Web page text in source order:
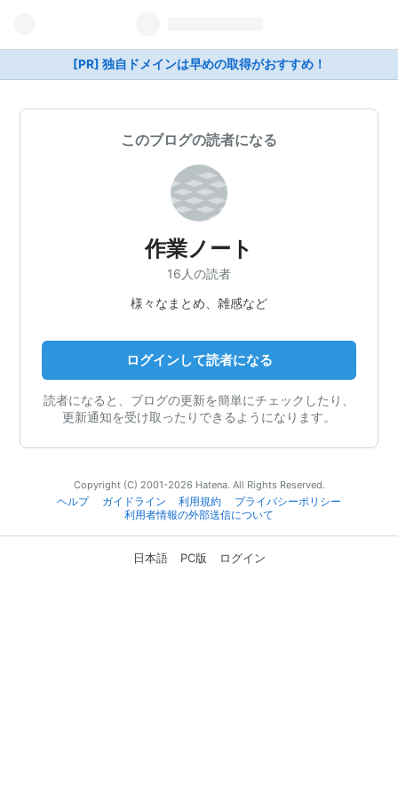
[PR] 独自ドメインは早めの取得がおすすめ！
このブログの読者になる
作業ノート
16人の読者
様々なまとめ、雑感など
ログインして読者になる
読者になると、ブログの更新を簡単にチェックしたり、
更新通知を受け取ったりできるようになります。
Copyright (C) 2001-2026 Hatena. All Rights Reserved.
ヘルプ
ガイドライン 利用規約
プライバシーポリシー
利用者情報の外部送信について
日本語 PC版 ログイン